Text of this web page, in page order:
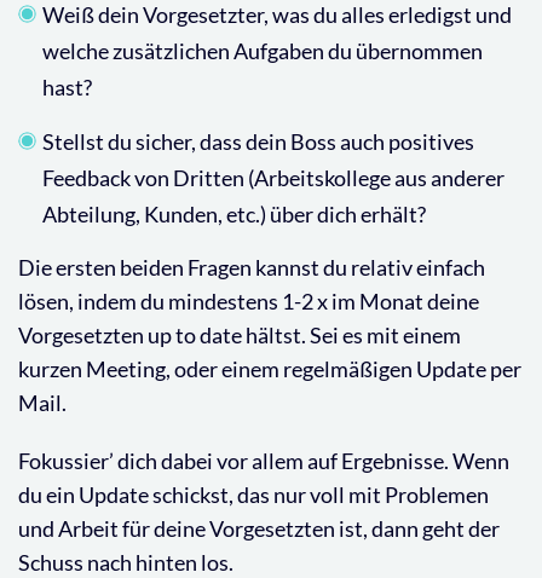
Weiß dein Vorgesetzter, was du alles erledigst und
welche zusätzlichen Aufgaben du übernommen
hast?
Stellst du sicher, dass dein Boss auch positives
Feedback von Dritten (Arbeitskollege aus anderer
Abteilung, Kunden, etc.) über dich erhält?
Die ersten beiden Fragen kannst du relativ einfach
lösen, indem du mindestens 1-2 x im Monat deine
Vorgesetzten up to date hältst. Sei es mit einem
kurzen Meeting, oder einem regelmäßigen Update per
Mail.
Fokussier’ dich dabei vor allem auf Ergebnisse. Wenn
du ein Update schickst, das nur voll mit Problemen
und Arbeit für deine Vorgesetzten ist, dann geht der
Schuss nach hinten los.